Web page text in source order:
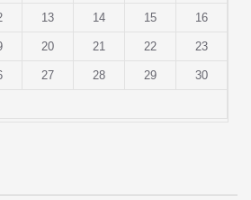
13 14 15 16
20 21 22 23
27 28 29 30